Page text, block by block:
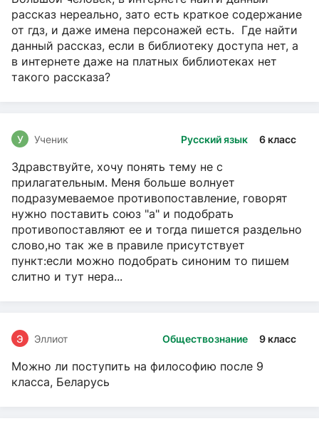
рассказ нереально, зато есть краткое содержание
от гдз, и даже имена персонажей есть. Где найти
данный рассказ, если в библиотеку доступа нет, а
в интернете даже на платных библиотеках нет
такого рассказа?
Русский язык 6 класс
У Ученик
Здравствуйте, хочу понять тему не с
прилагательным. Меня больше волнует
подразумеваемое противопоставление, говорят
нужно поставить союз "а" и подобрать
противопоставляют ее и тогда пишется раздельно
слово,но так же в правиле присутствует
пункт:если можно подобрать синоним то пишем
слитно и тут нера...
Обществознание 9 класс
Э Эллиот
Можно ли поступить на философию после 9
класса, Беларусь